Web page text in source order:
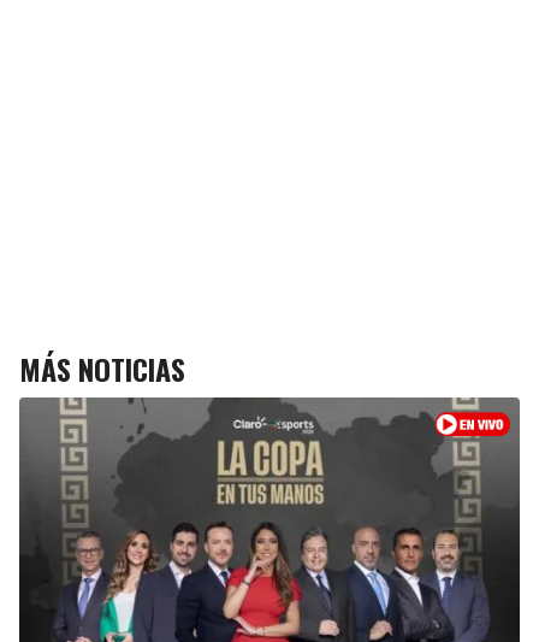
MÁS NOTICIAS